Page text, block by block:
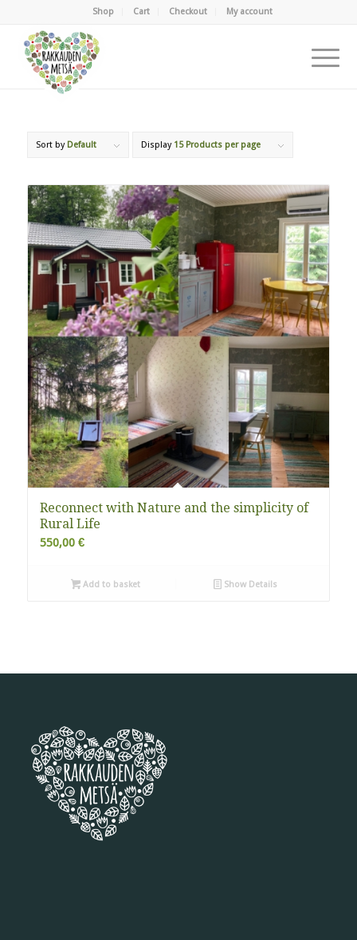
Shop Cart Checkout My account
Sort by Default Display 15 Products per page
Reconnect with Nature and the simplicity of
Rural Life
550,00 €
Add to basket Show Details